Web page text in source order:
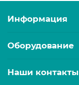
Информация
Оборудование
Наши контакты